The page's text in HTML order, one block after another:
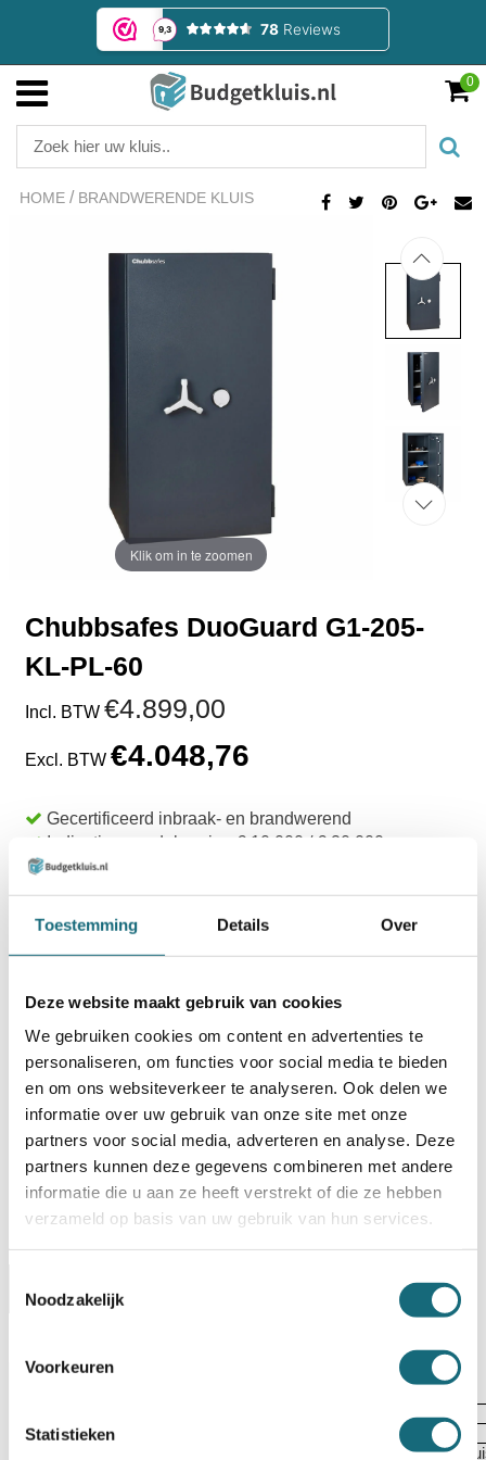
Toestemming Details Over
Deze website maakt gebruik van cookies
We gebruiken cookies om content en advertenties te
personaliseren, om functies voor social media te bieden
en om ons websiteverkeer te analyseren. Ook delen we
informatie over uw gebruik van onze site met onze
partners voor social media, adverteren en analyse. Deze
partners kunnen deze gegevens combineren met andere
informatie die u aan ze heeft verstrekt of die ze hebben
verzameld op basis van uw gebruik van hun services.
Noodzakelijk
Voorkeuren
Statistieken
0
HOME / BRANDWERENDE KLUIS
Klik om in te zoomen
Chubbsafes DuoGuard G1-205-
KL-PL-60
Incl. BTW €4.899,00
Excl. BTW €4.048,76
Gecertificeerd inbraak- en brandwerend
Indicatie waardeberging € 10.000 / € 20.000
60 minuten brandwerendheid voor papier
BESTELLEN OP REKENING
Op voorraad? Besteld voor14:30 uur,dezelfde werkdag
verstuurd!
toevoegen aan het totaalbedrag
Omschrijving
Merk
Inbraak- en brandwerende